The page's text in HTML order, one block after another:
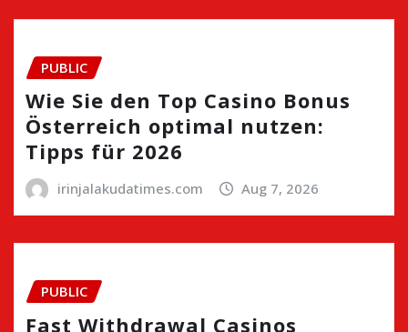
PUBLIC
Wie Sie den Top Casino Bonus
Österreich optimal nutzen:
Tipps für 2026
irinjalakudatimes.com Aug 7, 2026
PUBLIC
Fast Withdrawal Casinos